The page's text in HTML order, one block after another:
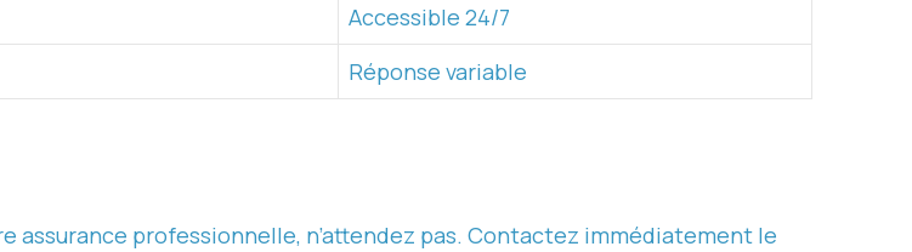
Accessible 24/7
Réponse variable
professionnelle, n’attendez pas. Contactez immédiatement le